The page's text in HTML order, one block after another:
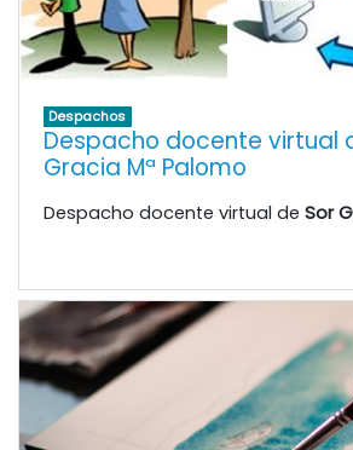
Despachos
Despacho docente virtual
Gracia Mª Palomo
Despacho docente virtual de Sor